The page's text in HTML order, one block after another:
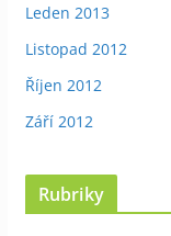
Leden 2013
Listopad 2012
Říjen 2012
Září 2012
Rubriky